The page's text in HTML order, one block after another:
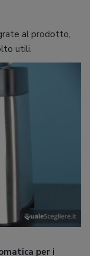
al prodotto,
utili.
per i